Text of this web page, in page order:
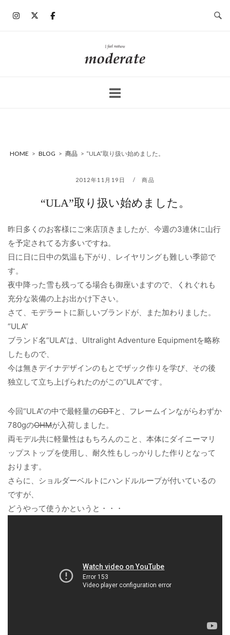
ホ
ー
HOME > BLOG > 商品 > “ULA”取り扱い始めました。
2012年11月19日 商品
“ULA”取り扱い始めました。
昨日多くのお客様にご来店頂きましたが、今週の3連休に山行
を予定されてる方多いですね。
日に日に日中の気温も下がり、レイヤリングも難しい季節で
す。
夜中降った雪も残ってる場合も御座いますので、くれぐれも
充分な装備の上お出かけ下さい。
さて、モデラートに新しいブランドが、また加わりました。
“ULA”
ブランド名“ULA”は、Ultralight Adventure Equipmentを略称
したもので、
今は無きデイナデザインのもとでザック作りを学び、その後
独立して立ち上げられたのがこの“ULA”です。
今回“ULA”の中で最軽量のCDTと、フレームインながらわずか
780gのOHMが入荷しました。
両モデル共に軽量性はもちろんのこと、本体にダイニーマリ
ップストップを使用し、耐久性もしっかりした作りとなって
おります。
さらに、ショルダーベルトにハンドルループが付いているの
ですが、
どうやって使うかというと・・・